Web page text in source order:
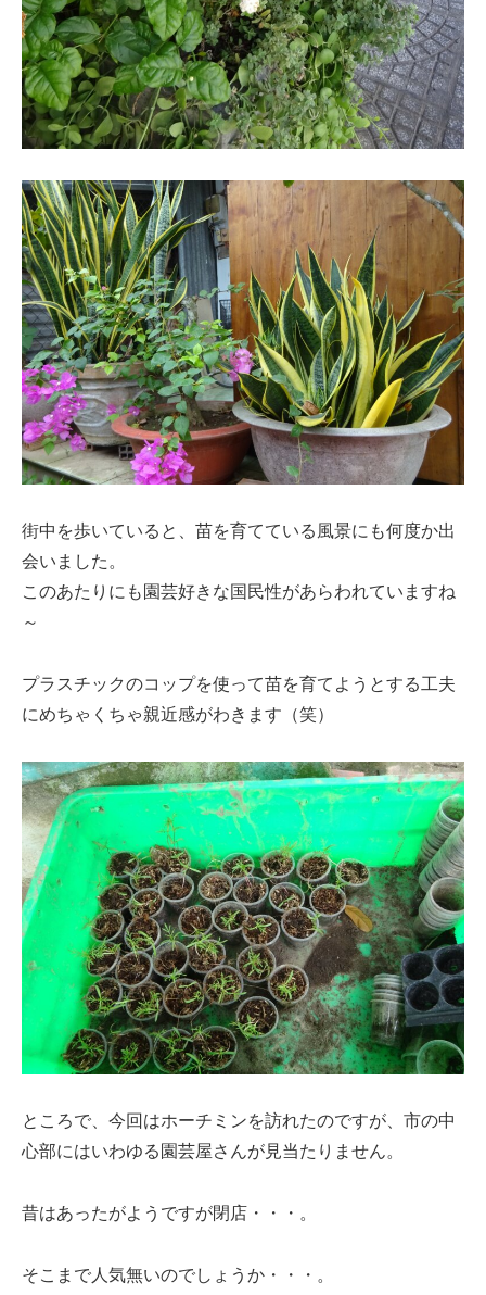
街中を歩いていると、苗を育てている風景にも何度か出
会いました。
このあたりにも園芸好きな国民性があらわれていますね
～
プラスチックのコップを使って苗を育てようとする工夫
にめちゃくちゃ親近感がわきます（笑）
ところで、今回はホーチミンを訪れたのですが、市の中
心部にはいわゆる園芸屋さんが見当たりません。
昔はあったがようですが閉店・・・。
そこまで人気無いのでしょうか・・・。